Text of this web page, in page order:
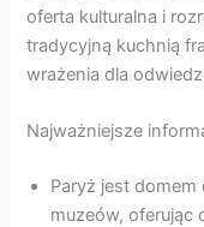
oferta kulturalna i
tradycyjną kuchnią
wrażenia dla
Najważniejsze
Paryż jest domem
muzeów, oferując